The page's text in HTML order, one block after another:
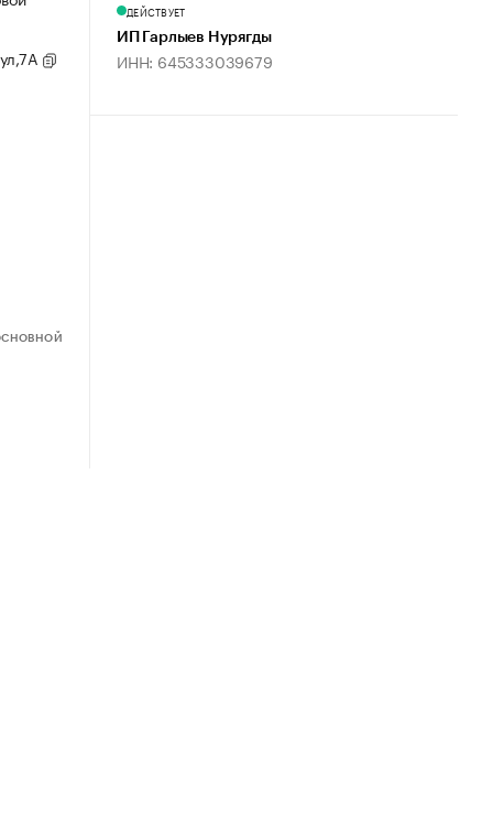
ДЕЙСТВУЕТ
ИП Гарлыев Нурягды
ИНН: 645333039679